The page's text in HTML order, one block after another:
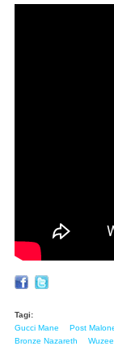
Tagi:
Gucci Mane
Post
Bronze Nazareth
Wuzee